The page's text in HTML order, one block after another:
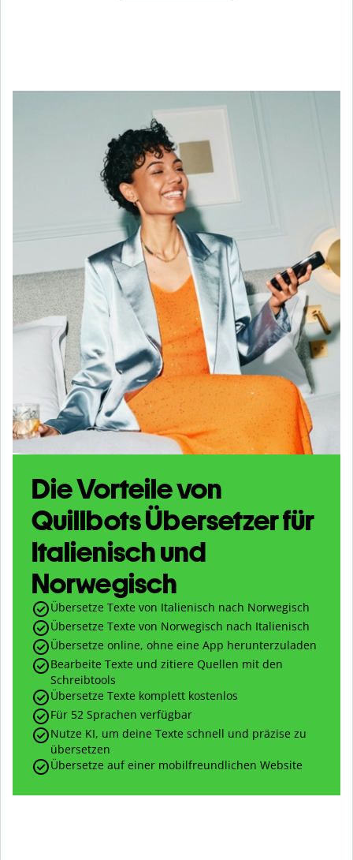
Die Vorteile von
Quillbots Übersetzer für
Italienisch und
Norwegisch
Übersetze Texte von Italienisch nach Norwegisch
Übersetze Texte von Norwegisch nach Italienisch
Übersetze online, ohne eine App herunterzuladen
Bearbeite Texte und zitiere Quellen mit den
Schreibtools
Übersetze Texte komplett kostenlos
Für 52 Sprachen verfügbar
Nutze KI, um deine Texte schnell und präzise zu
übersetzen
Übersetze auf einer mobilfreundlichen Website